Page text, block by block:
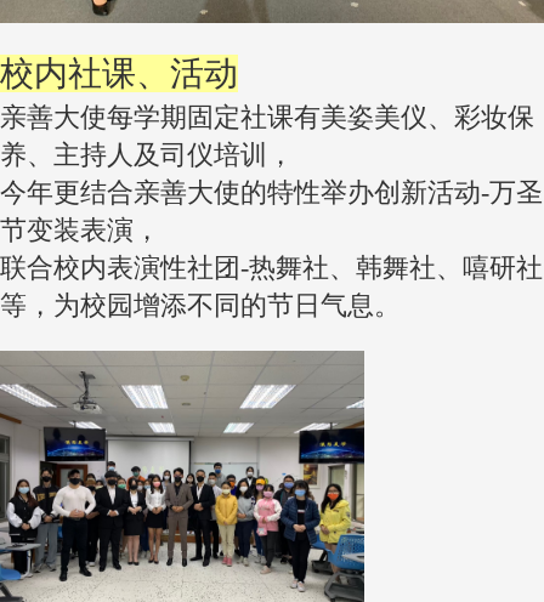
校内社课、活动
亲善大使每学期固定社课有美姿美仪、彩妆保
养、主持人及司仪培训，
今年更结合亲善大使的特性举办创新活动-万圣
节变装表演，
联合校内表演性社团-热舞社、韩舞社、嘻研社
等，为校园增添不同的节日气息。